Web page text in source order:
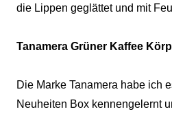
die Lippen geglättet und mit
Tanamera Grüner Kaffee
Die Marke Tanamera habe ich
Neuheiten Box kennengelernt